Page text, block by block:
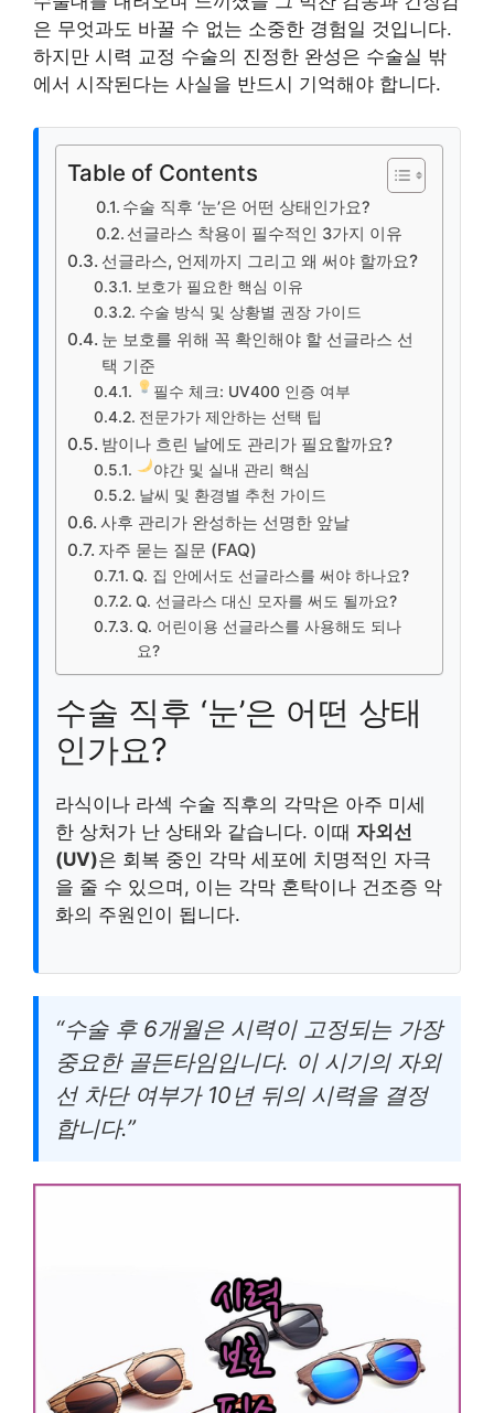
은 무엇과도 바꿀 수 없는 소중한 경험일 것입니다.
하지만 시력 교정 수술의 진정한 완성은 수술실 밖
에서 시작된다는 사실을 반드시 기억해야 합니다.
Table of Contents
수술 직후 ‘눈’은 어떤 상태인가요?
선글라스 착용이 필수적인 3가지 이유
선글라스, 언제까지 그리고 왜 써야 할까요?
보호가 필요한 핵심 이유
수술 방식 및 상황별 권장 가이드
눈 보호를 위해 꼭 확인해야 할 선글라스 선
택 기준
필수 체크: UV400 인증 여부
전문가가 제안하는 선택 팁
밤이나 흐린 날에도 관리가 필요할까요?
야간 및 실내 관리 핵심
날씨 및 환경별 추천 가이드
사후 관리가 완성하는 선명한 앞날
자주 묻는 질문 (FAQ)
Q. 집 안에서도 선글라스를 써야 하나요?
Q. 선글라스 대신 모자를 써도 될까요?
Q. 어린이용 선글라스를 사용해도 되나
요?
수술 직후 ‘눈’은 어떤 상태
인가요?
라식이나 라섹 수술 직후의 각막은 아주 미세
한 상처가 난 상태와 같습니다. 이때 자외선
(UV)은 회복 중인 각막 세포에 치명적인 자극
을 줄 수 있으며, 이는 각막 혼탁이나 건조증 악
화의 주원인이 됩니다.
“수술 후 6개월은 시력이 고정되는 가장
중요한 골든타임입니다. 이 시기의 자외
선 차단 여부가 10년 뒤의 시력을 결정
합니다.”